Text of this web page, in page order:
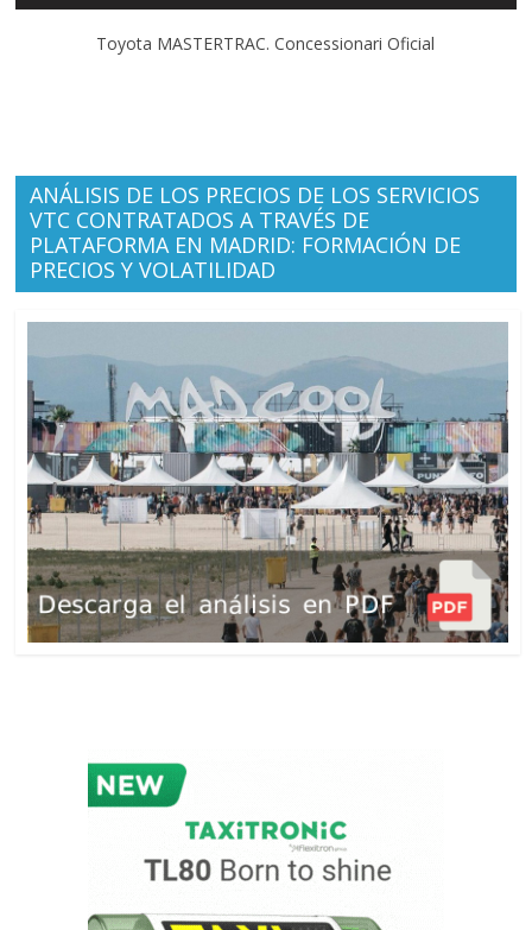
Toyota MASTERTRAC. Concessionari Oficial
ANÁLISIS DE LOS PRECIOS DE LOS SERVICIOS
VTC CONTRATADOS A TRAVÉS DE
PLATAFORMA EN MADRID: FORMACIÓN DE
PRECIOS Y VOLATILIDAD